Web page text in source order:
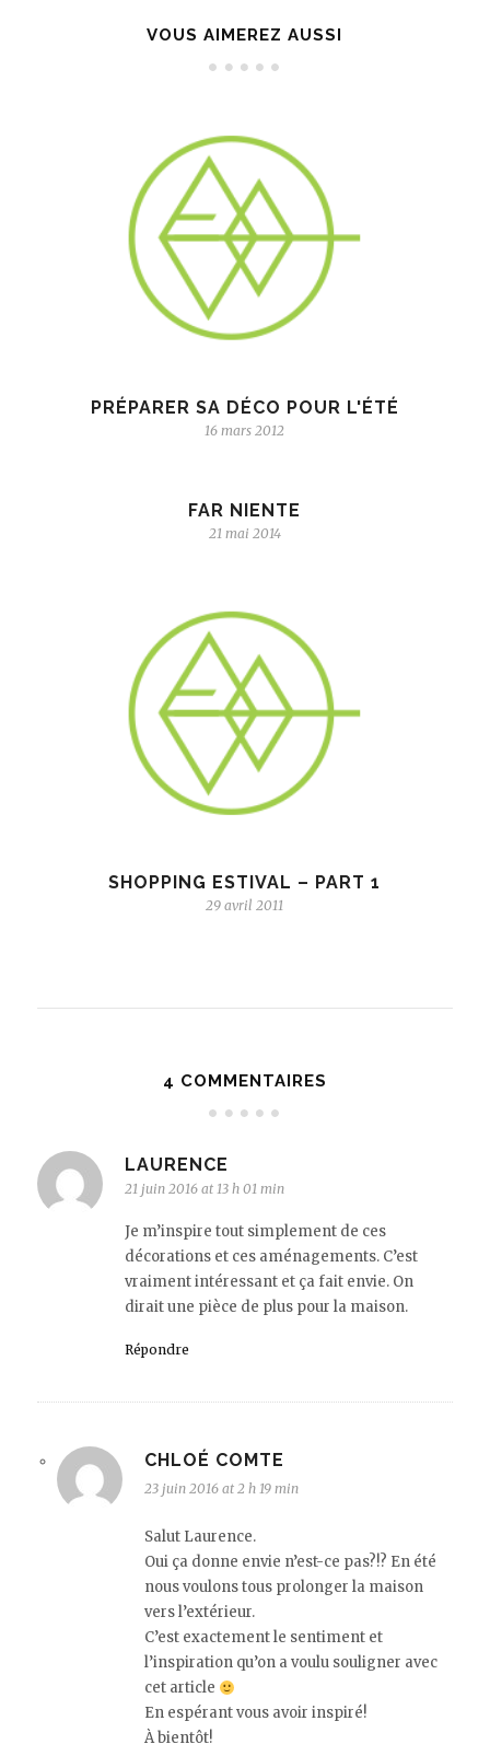
VOUS AIMEREZ AUSSI
PRÉPARER SA DÉCO POUR L'ÉTÉ
16 mars 2012
FAR NIENTE
21 mai 2014
SHOPPING ESTIVAL – PART 1
29 avril 2011
4 COMMENTAIRES
LAURENCE
21 juin 2016 at 13 h 01 min
Je m’inspire tout simplement de ces
décorations et ces aménagements. C’est
vraiment intéressant et ça fait envie. On
dirait une pièce de plus pour la maison.
Répondre
CHLOÉ COMTE
23 juin 2016 at 2 h 19 min
Salut Laurence.
Oui ça donne envie n’est-ce pas?!? En été
nous voulons tous prolonger la maison
vers l’extérieur.
C’est exactement le sentiment et
l’inspiration qu’on a voulu souligner avec
cet article
En espérant vous avoir inspiré!
À bientôt!